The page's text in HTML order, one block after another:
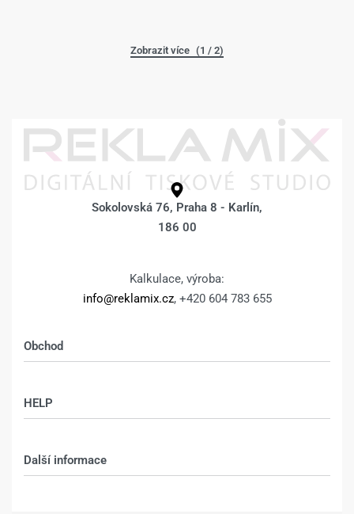
(1 / 2)
Sokolovská 76, Praha 8 - Karlín,
186 00
Kalkulace, výroba:
info@reklamix.cz, +420 604 783 655
Obchod
HELP
Další informace